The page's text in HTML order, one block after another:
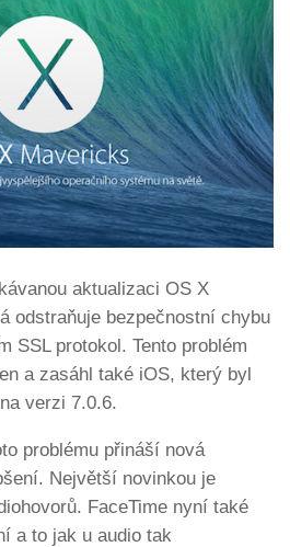
aktualizaci OS X
odstraňuje bezpečnostní chybu
SSL protokol. Tento problém
a zasáhl také iOS, který byl
verzi 7.0.6.
problému přináší nová
Největší novinkou je
FaceTime nyní také
a to jak u audio tak